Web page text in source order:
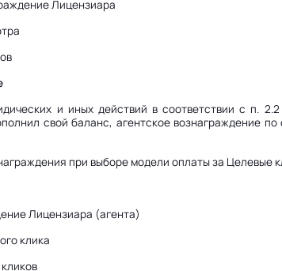
Лицензиара
и иных действий в соответствии с п.
свой баланс, агентское вознаграждение
при выборе модели оплаты за Целевые
Лицензиара (агента)
клика